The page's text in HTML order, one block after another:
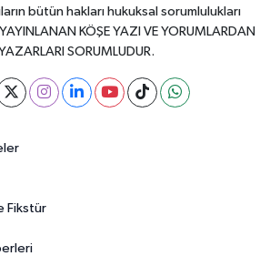
bütün hakları hukuksal sorumlulukları
KÖŞE YAZI VE YORUMLARDAN
SORUMLUDUR.
Fikstür